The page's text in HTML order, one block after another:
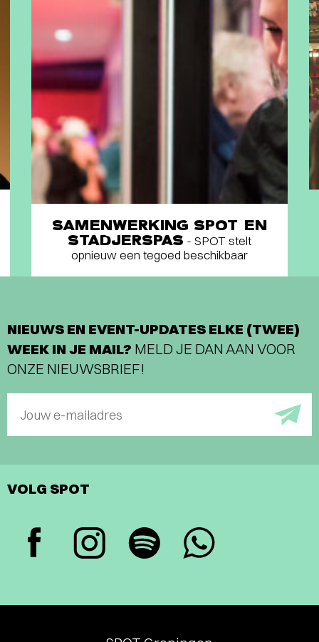
SAMENWERKING SPOT EN
STADJERSPAS - SPOT stelt
opnieuw een tegoed beschikbaar
NIEUWS EN EVENT-UPDATES ELKE (TWEE)
WEEK IN JE MAIL? MELD JE DAN AAN VOOR
ONZE NIEUWSBRIEF!
Jouw e-mailadres
VOLG SPOT